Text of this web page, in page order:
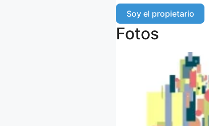
Soy el propietario
Fotos